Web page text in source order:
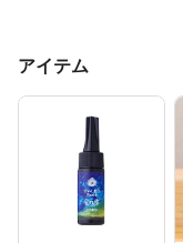
アイテム